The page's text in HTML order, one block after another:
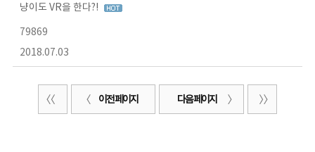
냥이도 VR을 한다?!
79869
2018.07.03
이전 페이지 다음 페이지